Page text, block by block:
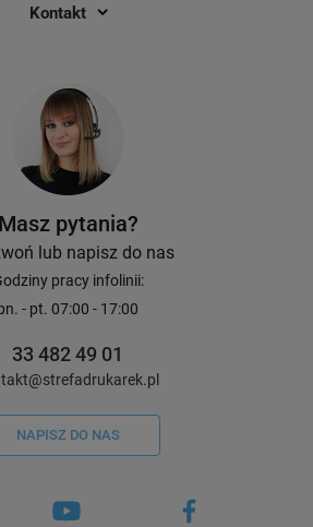
Kontakt
Masz pytania?
lub napisz do nas
pracy infolinii:
- pt. 07:00 - 17:00
33 482 49 01
NAPISZ DO NAS